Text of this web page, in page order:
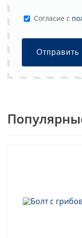
Cогласие с
Отправить